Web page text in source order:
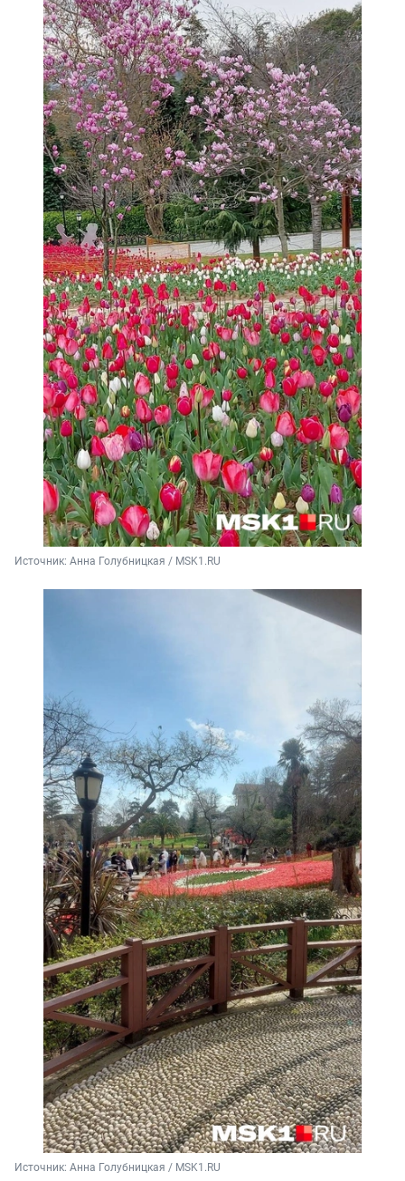
Источник: Анна Голубницкая / MSK1.RU
Источник: Анна Голубницкая / MSK1.RU